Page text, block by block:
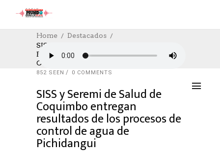
Home
Destacados
SISS Y Seremi De Salud De Coquimbo
Entregan Resultados De Los Procesos De
Control De Agua De Pichidangui
DESTACADOS SALUD,SOCIAL,SOCIAL
20/04/2023
852 SEEN
0 COMMENTS
SISS y Seremi de Salud de
Coquimbo entregan
resultados de los procesos de
control de agua de
Pichidangui